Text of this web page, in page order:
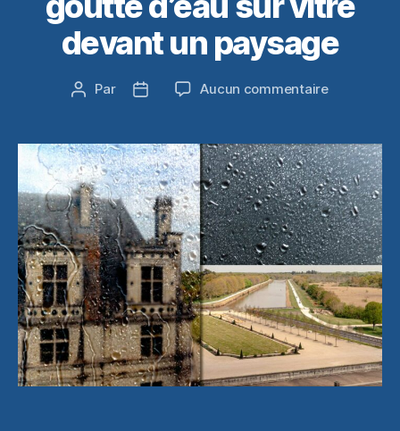
devant un paysage
Auteur
Par
Date
Aucun commentairesur
effet
goutte
d’eau
sur
vitre
devant
un
paysage